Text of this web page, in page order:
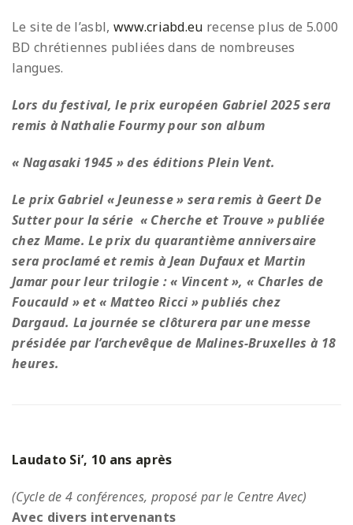
Le site de l’asbl, www.criabd.eu recense plus de 5.000
BD chrétiennes publiées dans de nombreuses
langues.
Lors du festival, le prix européen Gabriel 2025 sera
remis à Nathalie Fourmy pour son album
« Nagasaki 1945 » des éditions Plein Vent.
Le prix Gabriel « Jeunesse » sera remis à Geert De
Sutter pour la série « Cherche et Trouve » publiée
chez Mame. Le prix du quarantième anniversaire
sera proclamé et remis à Jean Dufaux et Martin
Jamar pour leur trilogie : « Vincent », « Charles de
Foucauld » et « Matteo Ricci » publiés chez
Dargaud. La journée se clôturera par une messe
présidée par l’archevêque de Malines-Bruxelles à 18
heures.
Laudato Si’, 10 ans après
(Cycle de 4 conférences, proposé par le Centre Avec)
Avec divers intervenants